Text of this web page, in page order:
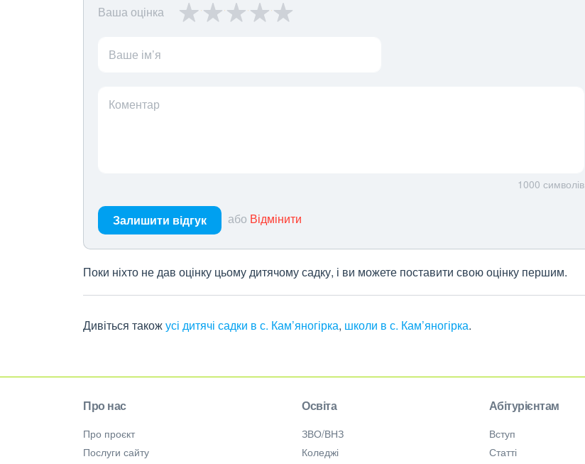
Ваша оцінка
Ваше ім’я
Коментар
1000 символів
Залишити відгук або Відмінити
Поки ніхто не дав оцінку цьому дитячому садку, і ви можете поставити свою оцінку першим.
Дивіться такожусі дитячі садки в с. Кам’яногірка, школи в с. Кам’яногірка.
Про нас
Про проєкт
Послуги сайту
Освіта
ЗВО/ВНЗ
Коледжі
Абітурієнтам
Вступ
Статті